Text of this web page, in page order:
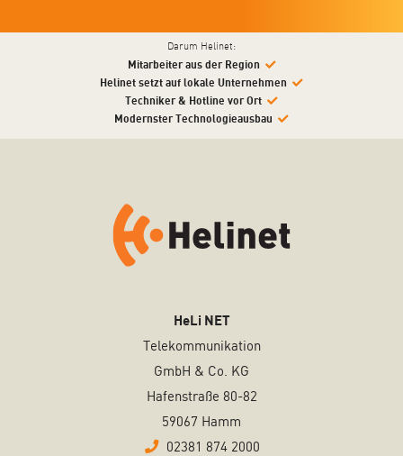
Darum Helinet:
Mitarbeiter aus der Region
Helinet setzt auf lokale Unternehmen
Techniker & Hotline vor Ort
Modernster Technologieausbau
HeLi NET
Telekommunikation
GmbH & Co. KG
Hafenstraße 80-82
59067 Hamm
02381 874 2000